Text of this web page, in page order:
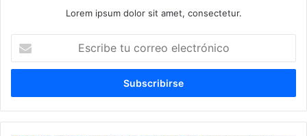
Lorem ipsum dolor sit amet, consectetur.
correo